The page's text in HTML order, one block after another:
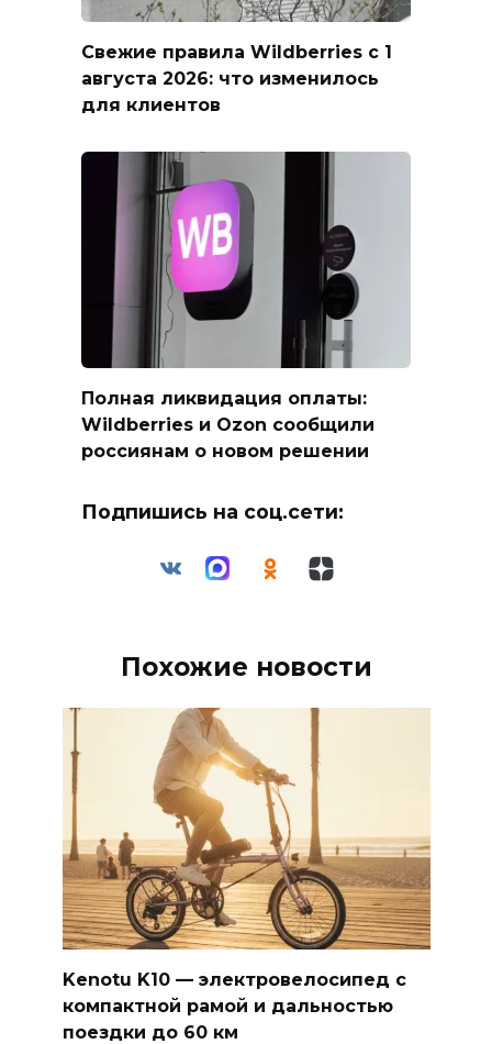
Свежие правила Wildberries с 1
августа 2026: что изменилось
для клиентов
Полная ликвидация оплаты:
Wildberries и Ozon сообщили
россиянам о новом решении
Подпишись на соц.сети:
Похожие новости
Kenotu K10 — электровелосипед с
компактной рамой и дальностью
поездки до 60 км